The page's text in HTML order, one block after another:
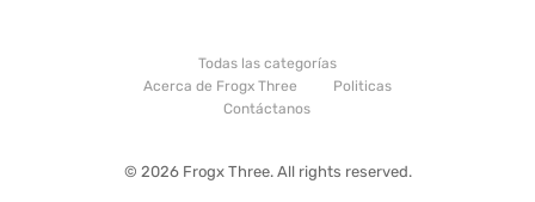
Todas las categorías
Acerca de Frogx Three
Politicas
Contáctanos
© 2026 Frogx Three. All rights reserved.